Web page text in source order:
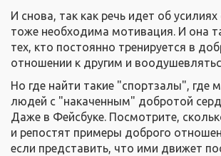
И снова, так как речь идет об
тоже необходима мотивация. И она
тех, кто постоянно тренируется в
отношении к другим и
Но где найти такие "спортзалы", где
людей с "накаченным" добротой
Даже в Фейсбуке. Посмотрите,
и репостят примеры доброго
если представить, что ими движет